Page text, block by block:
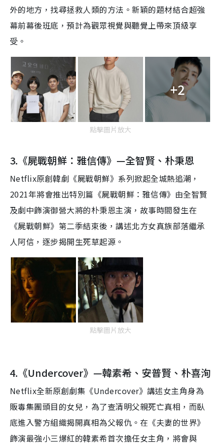
外的地方，找尋拯救人類的方法。新穎的題材結合超強
幕前幕後班底，預計為觀眾視覺與聽覺上帶來頂級享
受 。
+2
點擊圖片放大
3.《屍戰朝鮮：雅信傳》—全智賢、朴秉恩
Netflix原創韓劇《屍戰朝鮮》系列掀起全城熱追潮，
2021年將會推出特別篇《屍戰朝鮮：雅信傳》由全智賢
及劇中飾演御營大將的朴秉恩主演， 故事時間發生在
《屍戰朝鮮》 第二季結束後，講述北方女真族部落繼承
人阿信，逐步揭開生死草起源。
點擊圖片放大
4.《Undercover》—韓素希、安普賢、朴喜洵
Netflix全新原創劇集《Undercover》講述女主角身為
販毒集團頭目的女兒，為了查清明父親死亡真相，而臥
底進入警方組織揭開真相為父報仇。在《夫妻的世界》
飾演最強小三爆紅的韓素希首次擔任女主角，將會與